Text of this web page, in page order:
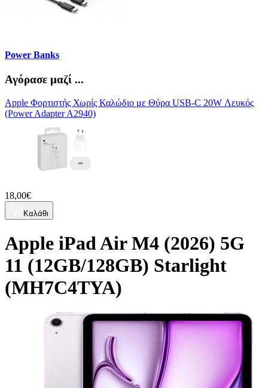
Power Banks
Αγόρασε μαζί ...
Apple Φορτιστής Χωρίς Καλώδιο με Θύρα USB-C 20W Λευκός
(Power Adapter A2940)
18,00€
Καλάθι
Apple iPad Air M4 (2026) 5G
11 (12GB/128GB) Starlight
(MH7C4TYA)